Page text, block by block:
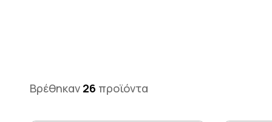
Βρέθηκαν 26 προϊόντα